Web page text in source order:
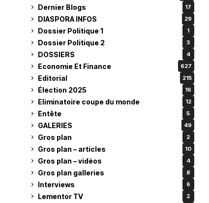
Dernier Blogs 17
DIASPORA INFOS 29
Dossier Politique 1 1
Dossier Politique 2 3
DOSSIERS 4
Economie Et Finance 627
Editorial 215
Élection 2025 16
Eliminatoire coupe du monde 12
Entête 5
GALERIES 49
Gros plan 2
Gros plan – articles 10
Gros plan – vidéos 4
Gros plan galleries 8
Interviews 6
Lementor TV 2